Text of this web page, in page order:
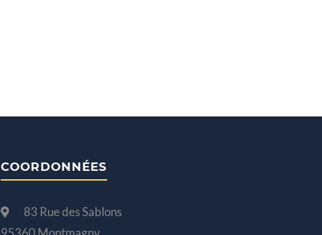
COORDONNÉES
83 Rue des Sablons